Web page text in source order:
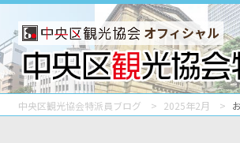
オフィシャル
中央区観光協会特派員ブログ 2025年2月